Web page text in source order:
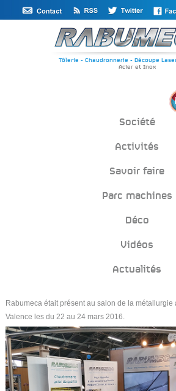
Tôlerie - Chaudronnerie - Découpe
Acier et Inox
Société
Activités
Savoir faire
Parc machines
Déco
Vidéos
Actualités
Salon de la métallurgie
Actualités/ Salon de la métallurgie de Valence
Rabumeca était présent au salon de la métallurgie
Valence les du 22 au 24 mars 2016.